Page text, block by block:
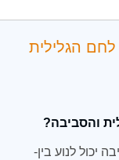
לחם הגלילית
והסביבה?
יכול לנוע בין-